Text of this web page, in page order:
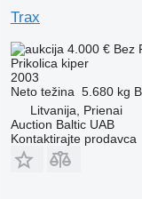
Trax
4.000 € Bez
Prikolica kiper
2003
Neto težina 5.680 kg
Litvanija, Prienai
Auction Baltic UAB
Kontaktirajte prodavca